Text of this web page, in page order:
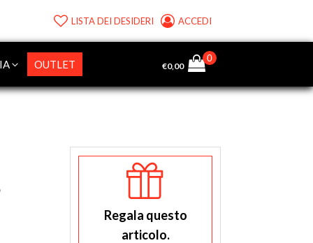
LISTA DEI DESIDERI ACCEDI
OUTLET €0,00
Regala questo
articolo.